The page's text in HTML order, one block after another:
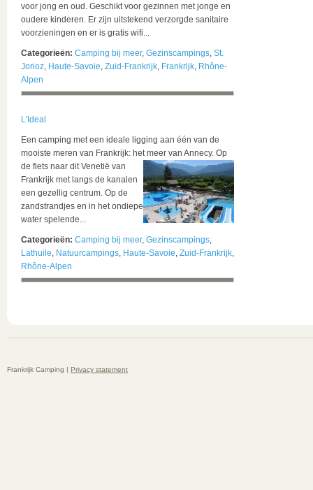
voor jong en oud. Geschikt voor gezinnen met jonge en
oudere kinderen. Er zijn uitstekend verzorgde sanitaire
voorzieningen en er is gratis wifi...
Categorieën: Camping bij meer, Gezinscampings, St.
Jorioz, Haute-Savoie, Zuid-Frankrijk, Frankrijk, Rhône-
Alpen
L'Ideal
Een camping met een ideale ligging aan één van de
mooiste meren van Frankrijk: het meer van Annecy. Op
de fiets naar dit Venetië van
Frankrijk met langs de kanalen
een gezellig centrum. Op de
zandstrandjes en in het ondiepe
water spelende...
Categorieën: Camping bij meer, Gezinscampings,
Lathuile, Natuurcampings, Haute-Savoie, Zuid-Frankrijk,
Rhône-Alpen
Frankrijk Camping | Privacy statement